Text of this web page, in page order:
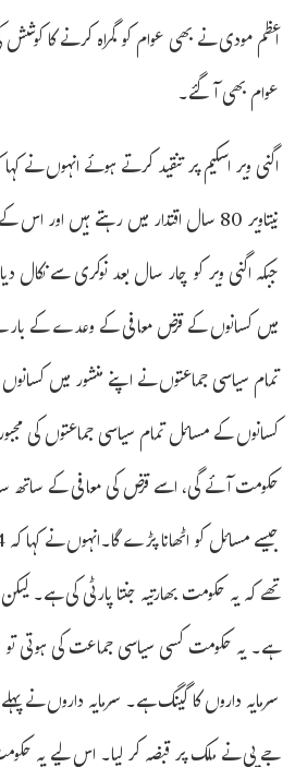
اعظم مودی نے بھی عوام کو گمراہ کرنے کا
عوام بھی آگئے۔
اگنی ویر اسکیم پر تنقید کرتے ہوئے انہوں نے
نیتاویر 80 سال اقتدار میں رہتے ہیں
جبکہ اگنی ویر کو چار سال بعد نوکری سے نکال
میں کسانوں کے قرض معافی کے وعدے کے
تمام سیاسی جماعتوں نے اپنے منشور میں
کسانوں کے مسائل تمام سیاسی جماعتوں کی
حکومت آئے گی، اسے قرض کی معافی کے ساتھ
تھے کہ یہ حکومت بھارتیہ جنتا پارٹی کی ہے۔
ہے۔ یہ حکومت کسی سیاسی جماعت کی ہوتی
سرمایہ داروں کا گینگ ہے۔ سرمایہ داروں نے